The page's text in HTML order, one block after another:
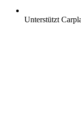
Unterstützt